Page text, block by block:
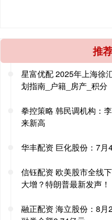
推
星富优配 2025年上海徐
划指南_户籍_房产_积分
拳控策略 韩民调机构：
来新高
华丰配资 巨化股份：7
信钰配资 欧美股市全线
大增？特朗普最新发声！
融正配资 海立股份：8